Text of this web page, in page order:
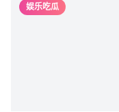
娱乐吃瓜